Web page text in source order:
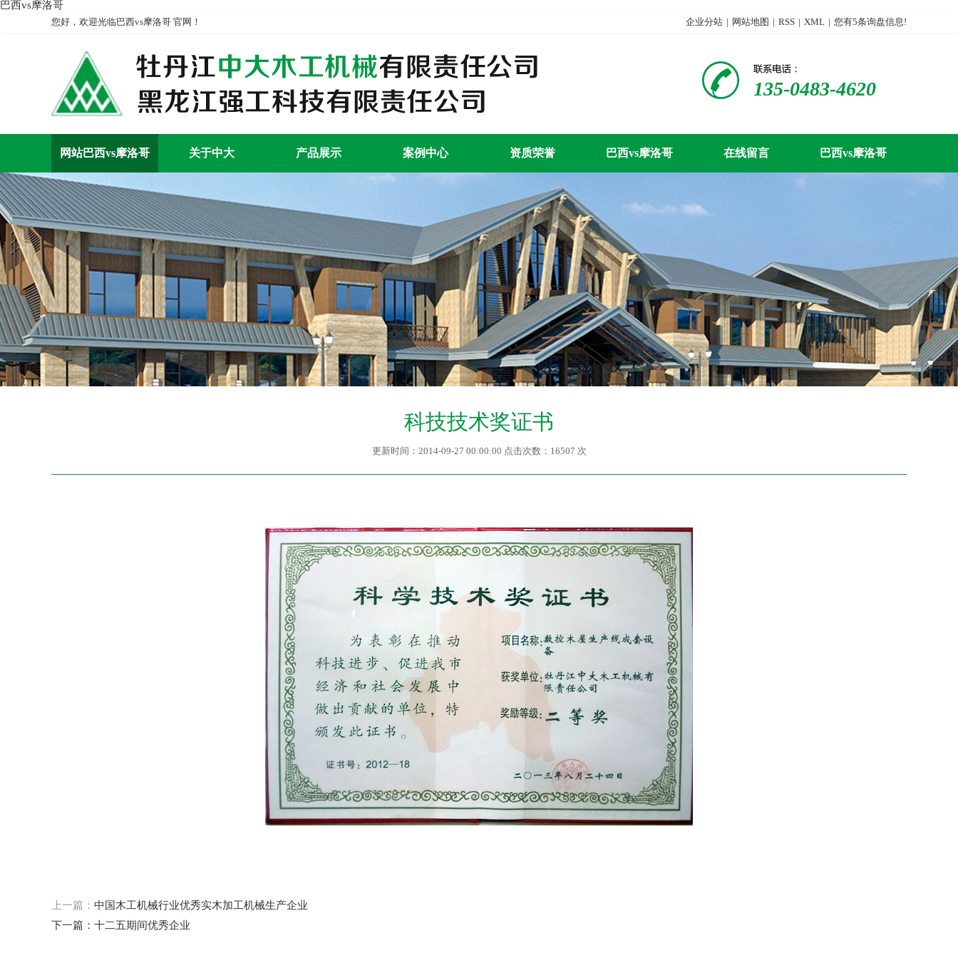
巴西vs摩洛哥
您好，欢迎光临巴西vs摩洛哥 官网！ 企业分站 | 网站地图 | RSS | XML | 您有5条询盘信息!
135-0483-4620
网站巴西vs摩洛哥 关于中大 产品展示 案例中心 资质荣誉 巴西vs摩洛哥 在线留言 巴西vs摩洛哥
科技技术奖证书
更新时间：2014-09-27 00:00:00 点击次数：16507 次
上一篇： 中国木工机械行业优秀实木加工机械生产企业
下一篇： 十二五期间优秀企业